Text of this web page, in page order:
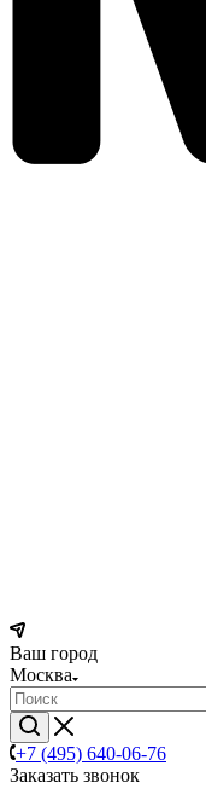
Ваш город
Москва
+7 (495) 640-06-76
Заказать звонок